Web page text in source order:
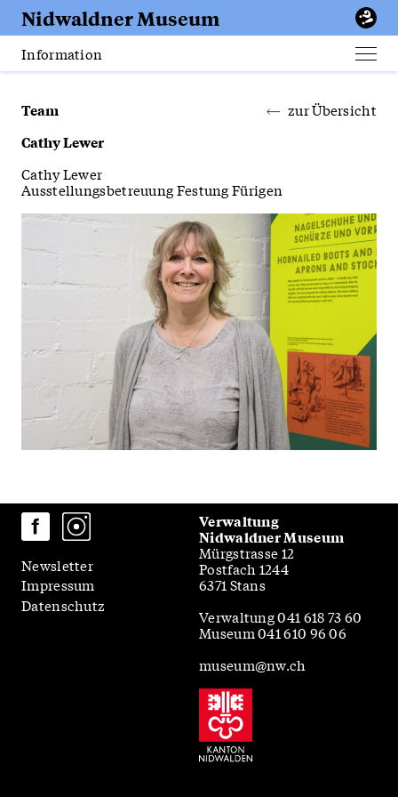
Erfurt
Apotheke
Information
NidwaldnerMuseum
Team
zur Übersicht
Cathy Lewer
Cathy Lewer
Ausstellungsbetreuung Festung Fürigen
Newsletter
Impressum
Datenschutz
Verwaltung
Nidwaldner Museum
Mürgstrasse 12
Postfach 1244
6371 Stans
Verwaltung041 618 73 60
Museum041 610 96 06
museum@nw.ch